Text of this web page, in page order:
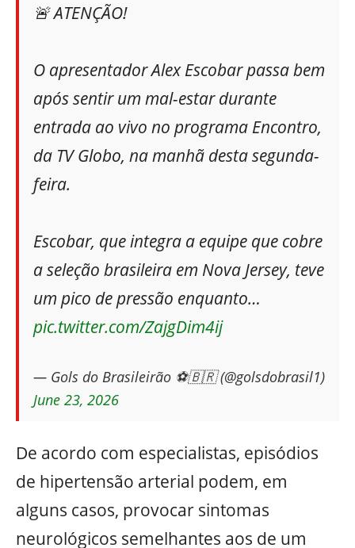
🚨 ATENÇÃO!
O apresentador Alex Escobar passa bem
após sentir um mal-estar durante
entrada ao vivo no programa Encontro,
da TV Globo, na manhã desta segunda-
feira.
Escobar, que integra a equipe que cobre
a seleção brasileira em Nova Jersey, teve
um pico de pressão enquanto…
pic.twitter.com/ZajgDim4ij
— Gols do Brasileirão ⚽️🇧🇷 (@golsdobrasil1)
June 23, 2026
De acordo com especialistas, episódios
de hipertensão arterial podem, em
alguns casos, provocar sintomas
neurológicos semelhantes aos de um